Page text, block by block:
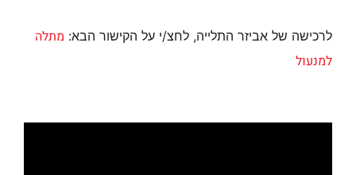
לרכישה של אביזר התלייה, לחצ/י על הקישור הבא: מתלה
למנעול